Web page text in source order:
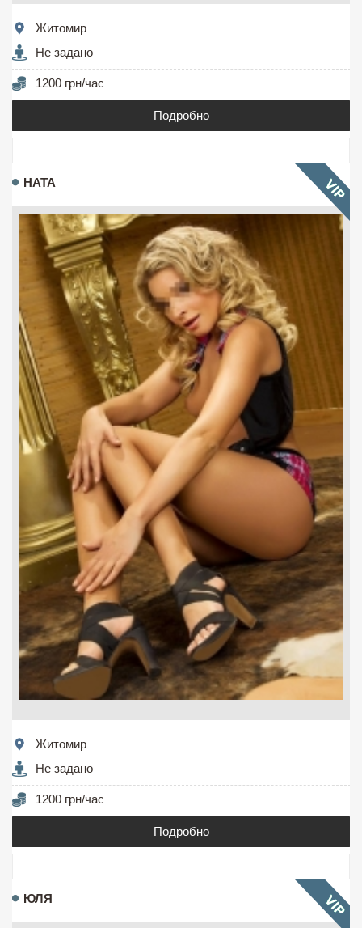
Житомир
Не задано
1200 грн/час
Подробно
НАТА
Житомир
Не задано
1200 грн/час
Подробно
ЮЛЯ